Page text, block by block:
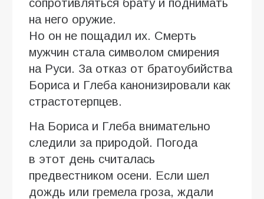
сопротивляться брату и поднимать
на него оружие.
Но он не пощадил их. Смерть
мужчин стала символом смирения
на Руси. За отказ от братоубийства
Бориса и Глеба канонизировали как
страстотерпцев.
На Бориса и Глеба внимательно
следили за природой. Погода
в этот день считалась
предвестником осени. Если шел
дождь или гремела гроза, ждали